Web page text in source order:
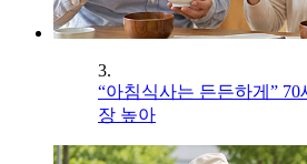
3.
“아침식사는 든든하게”
장 높아